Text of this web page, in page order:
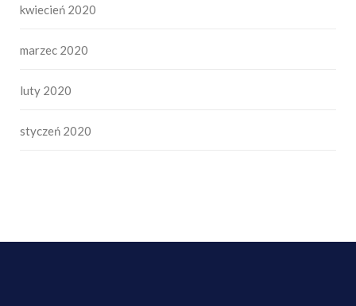
kwiecień 2020
marzec 2020
luty 2020
styczeń 2020